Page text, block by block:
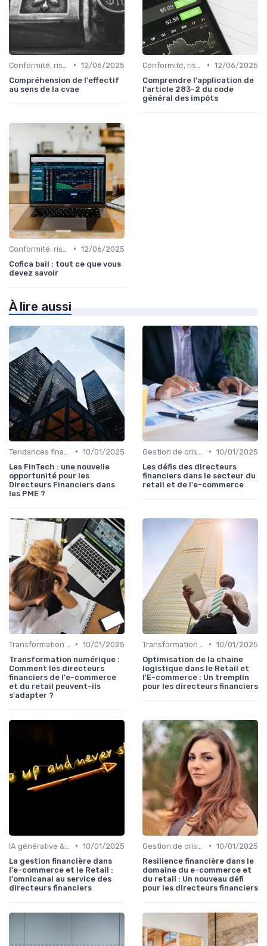
• 12/06/2025
Compréhension de l'effectif
au sens de la cvae
• 12/06/2025
Comprendre l'application de
l'article 283-2 du code
général des impôts
• 12/06/2025
Cofica bail : tout ce que vous
devez savoir
À lire aussi
• 10/01/2025
Les FinTech : une nouvelle
opportunité pour les
Directeurs Financiers dans
les PME ?
• 10/01/2025
Les défis des directeurs
financiers dans le secteur du
retail et de l'e-commerce
• 10/01/2025
Transformation numérique :
Comment les directeurs
financiers de l'e-commerce
et du retail peuvent-ils
s'adapter ?
• 10/01/2025
Optimisation de la chaîne
logistique dans le Retail et
l'E-commerce : Un tremplin
pour les directeurs financiers
• 10/01/2025
La gestion financière dans
l'e-commerce et le Retail :
l'omnicanal au service des
directeurs financiers
• 10/01/2025
Resilience financière dans le
domaine du e-commerce et
du retail : Un nouveau défi
pour les directeurs financiers